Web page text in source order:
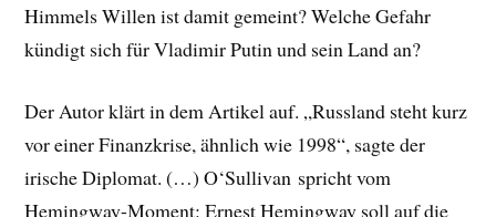
Himmels Willen ist damit gemeint? Welche Gefahr
kündigt sich für Vladimir Putin und sein Land an?
Der Autor klärt in dem Artikel auf. „Russland steht kurz
vor einer Finanzkrise, ähnlich wie 1998“, sagte der
irische Diplomat. (…) O‘Sullivan spricht vom
Hemingway-Moment: Ernest Hemingway soll auf die